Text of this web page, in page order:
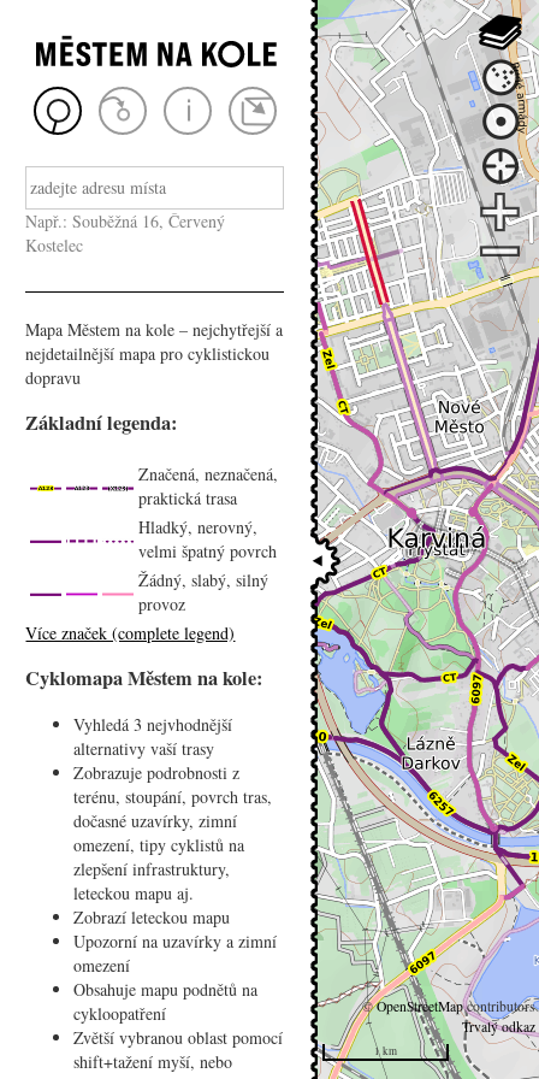
Např.: Souběžná 16, Červený
Kostelec
Mapa Městem na kole – nejchytřejší a
nejdetailnější mapa pro cyklistickou
dopravu
Základní legenda:
Značená, neznačená,
praktická trasa
Hladký, nerovný,
velmi špatný povrch
Žádný, slabý, silný
provoz
Více značek (complete legend)
Cyklomapa Městem na kole:
Vyhledá 3 nejvhodnější
alternativy vaší trasy
Zobrazuje podrobnosti z
terénu, stoupání, povrch tras,
dočasné uzavírky, zimní
omezení, tipy cyklistů na
zlepšení infrastruktury,
leteckou mapu aj.
Zobrazí leteckou mapu
Upozorní na uzavírky a zimní
omezení
Obsahuje mapu podnětů na
cykloopatření
Zvětší vybranou oblast pomocí
shift+tažení myší, nebo
©OpenStreetMapcontributors
Trvalý odkaz
1 km